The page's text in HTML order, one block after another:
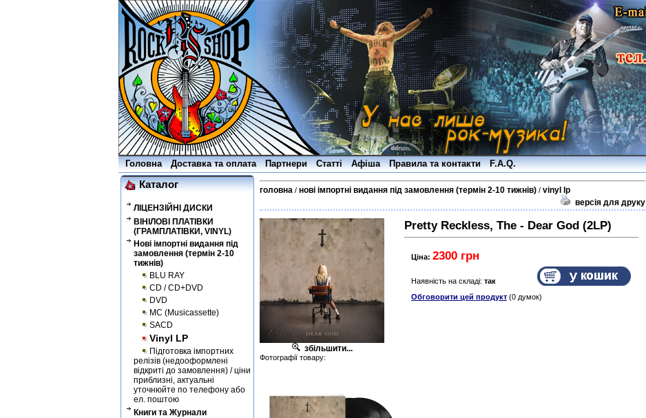
Головна Доставка та оплата Партнери Статті Афіша Правила та контакти F.A.Q.
Каталог
ЛІЦЕНЗІЙНІ ДИСКИ
ВІНІЛОВІ ПЛАТІВКИ
(ГРАМПЛАТІВКИ, VINYL)
Нові імпортні видання під
замовлення (термін 2-10
тижнів)
BLU RAY
CD / CD+DVD
DVD
MC (Musicassette)
SACD
Vinyl LP
Підготовка імпортних
релізів (недооформлені
відкриті до замовлення) / ціни
приблизні, актуальні
уточнюйте по телефону або
ел. поштою
Книги та Журнали
головна / нові імпортні видання під замовлення (термін 2-10 тижнів) / vinyl lp
версія для друку
збільшити...
Фотографії товару:
Pretty Reckless, The - Dear God (2LP)
Ціна: 2300 грн
Наявність на складі: так
Обговорити цей продукт (0 думок)